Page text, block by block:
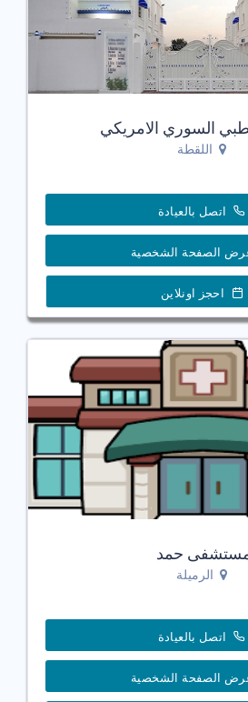
السوري الامريكي
اللقطة
اتصل بالعيادة
الصفحة الشخصية
احجز اونلاين
حمد
الرميلة
اتصل بالعيادة
الصفحة الشخصية